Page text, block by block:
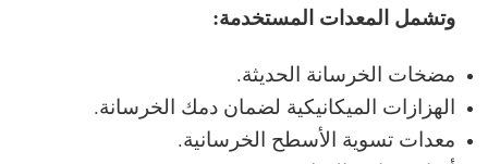
وتشمل المعدات المستخدمة:
مضخات الخرسانة الحديثة.
الهزازات الميكانيكية لضمان دمك الخرسانة.
معدات تسوية الأسطح الخرسانية.